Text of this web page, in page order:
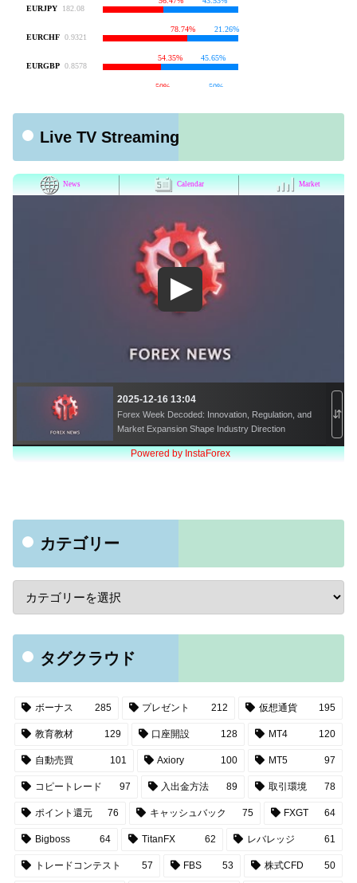
Live TV Streaming
カテゴリー
タグクラウド
ボーナス 285 プレゼント 212 仮想通貨 195
教育教材 129 口座開設 128 MT4 120
自動売買 101 Axiory 100 MT5 97
コピートレード 97 入出金方法 89 取引環境 78
ポイント還元 76 キャッシュバック 75 FXGT 64
Bigboss 64 TitanFX 62 レバレッジ 61
トレードコンテスト 57 FBS 53 株式CFD 50